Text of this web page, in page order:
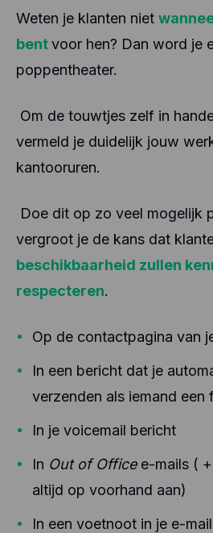
Weten je klanten niet
bentvoor hen? Dan word je
poppentheater.
Om de touwtjes zelf in
vermeld je duidelijk jouw
kantooruren.
Doe dit op zo veel mogelijk
vergroot je de kans dat
beschikbaarheid zullen
respecteren.
Op de contactpagina van
In een bericht dat je
verzenden als iemand een
In je voicemail bericht
In Out of Officee-mails (
altijd op voorhand aan)
In een voetnoot in je e-